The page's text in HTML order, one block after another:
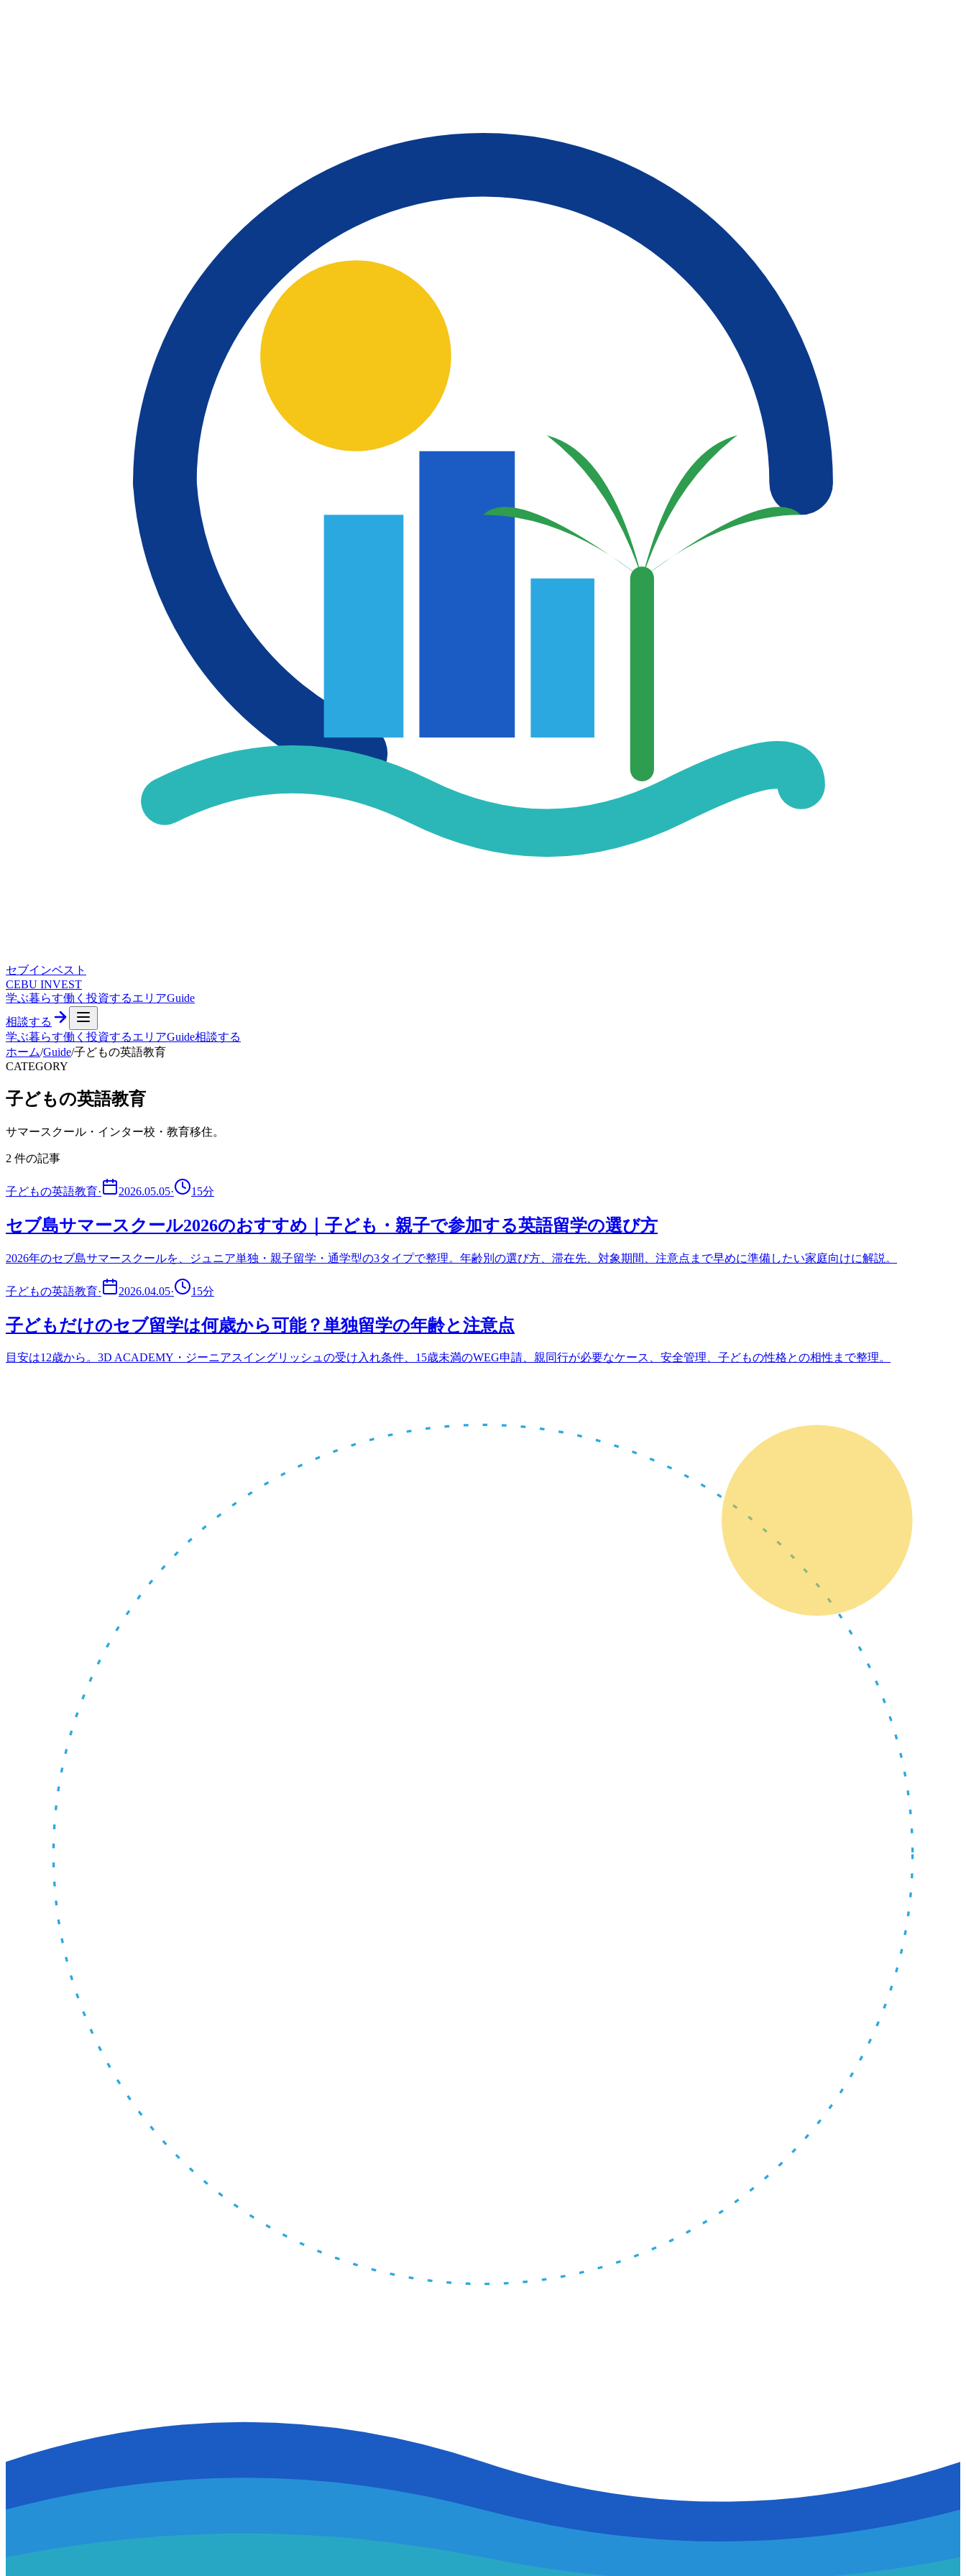
セブインベスト
CEBU INVEST
学ぶ暮らす働く 投資するエリアGuide
相談する
学ぶ暮らす働く 投資するエリアGuide相談する
ホーム/Guide/子どもの英語教育
CATEGORY
子どもの英語教育
サマースクール・インター校・教育移住。
2 件の記事
子どもの英語教育· 2026.05.05· 15分
セブ島サマースクール2026のおすすめ｜子ども・親子で参加する英語留学の選び方
2026年のセブ島サマースクールを、ジュニア単独・親子留学・通学型の3タイプで整理。年齢別の選び方、滞在先、対象期間、注意点まで早めに準備したい家庭向けに解説。
子どもの英語教育· 2026.04.05· 15分
子どもだけのセブ留学は何歳から可能？単独留学の年齢と注意点
目安は12歳から。3D ACADEMY・ジーニアスイングリッシュの受け入れ条件、15歳未満のWEG申請、親同行が必要なケース、安全管理、子どもの性格との相性まで整理。